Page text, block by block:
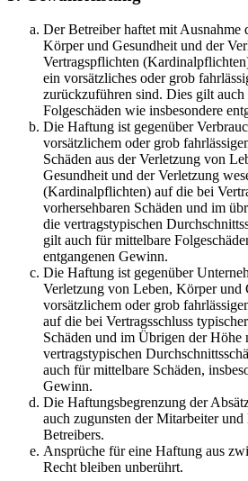
Der Betreiber haftet mit Ausnahme
Körper und Gesundheit und der
Vertragspflichten
ein vorsätzliches oder grob
zurückzuführen sind. Dies gilt
Folgeschäden wie insbesondere
Die Haftung ist gegenüber
vorsätzlichem oder grob
Schäden aus der Verletzung von
Gesundheit und der Verletzung
(Kardinalpflichten) auf die bei
vorhersehbaren Schäden und im
die vertragstypischen
gilt auch für mittelbare
entgangenen Gewinn.
Die Haftung ist gegenüber
Verletzung von Leben, Körper und
vorsätzlichem oder grob
auf die bei Vertragsschluss
Schäden und im Übrigen der Höhe
vertragstypischen
auch für mittelbare Schäden,
Gewinn.
Die Haftungsbegrenzung der
auch zugunsten der Mitarbeiter
Betreibers.
Ansprüche für eine Haftung aus
Recht bleiben unberührt.